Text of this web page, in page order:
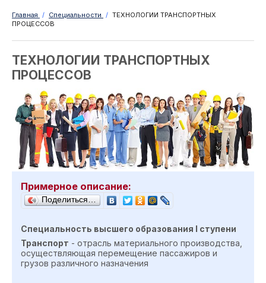
Главная / Специальности / ТЕХНОЛОГИИ ТРАНСПОРТНЫХ
ПРОЦЕССОВ
ТЕХНОЛОГИИ ТРАНСПОРТНЫХ
ПРОЦЕССОВ
Примерное описание:
Поделиться…
Специальность высшего образования I ступени
Транспорт - отрасль материального производства,
осуществляющая перемещение пассажиров и
грузов различного назначения